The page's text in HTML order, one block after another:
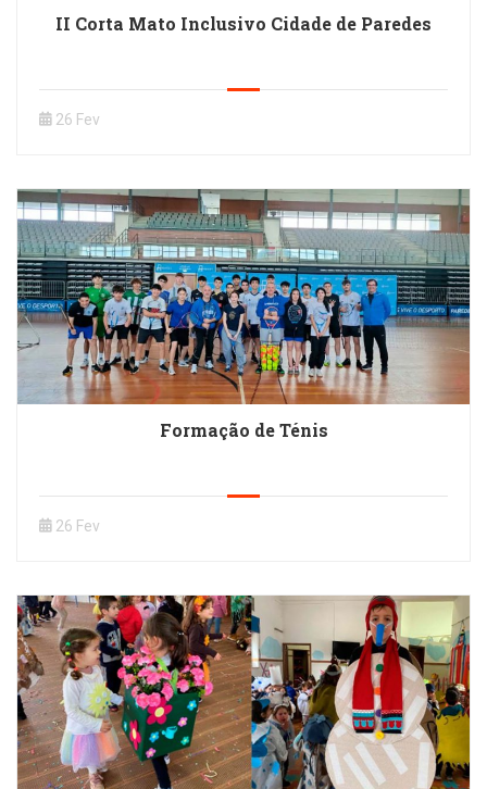
II Corta Mato Inclusivo Cidade de Paredes
26 Fev
Formação de Ténis
26 Fev